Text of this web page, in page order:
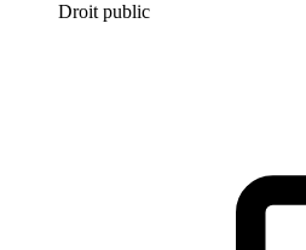
Droit public